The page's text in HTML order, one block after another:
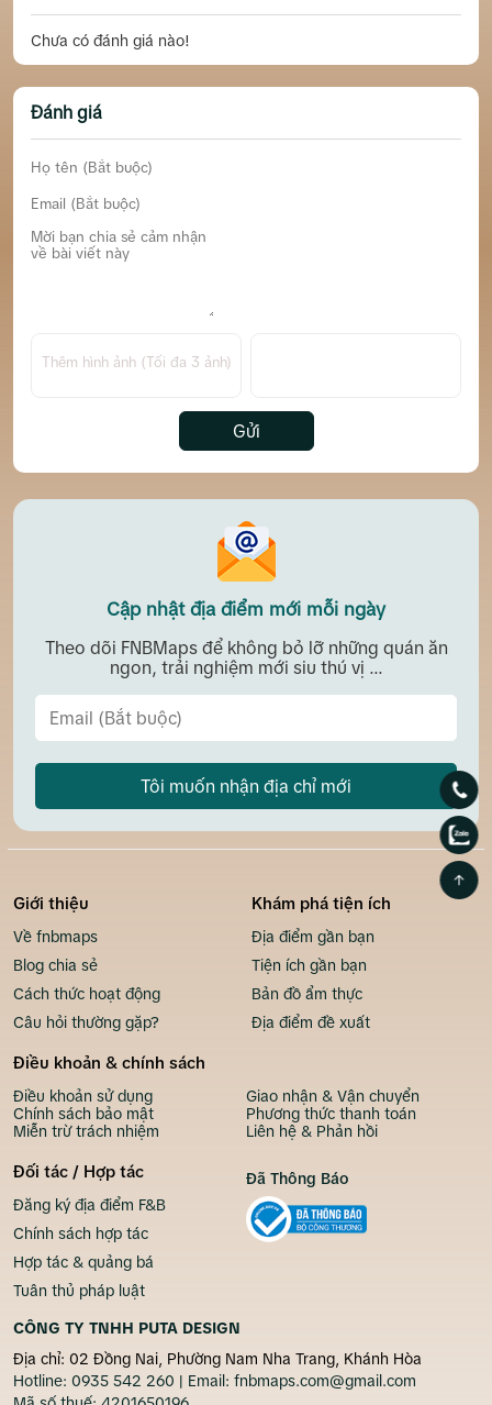
Chưa có đánh giá nào!
Đánh giá
Thêm hình ảnh (Tối đa 3 ảnh)
Gửi
Cập nhật địa điểm mới mỗi ngày
Theo dõi FNBMaps để không bỏ lỡ những quán ăn
ngon, trải nghiệm mới siu thú vị ...
Tôi muốn nhận địa chỉ mới
Giới thiệu
Về fnbmaps
Blog chia sẻ
Cách thức hoạt động
Câu hỏi thường gặp?
Khám phá tiện ích
Địa điểm gần bạn
Tiện ích gần bạn
Bản đồ ẩm thực
Địa điểm đề xuất
Điều khoản & chính sách
Điều khoản sử dụng
Chính sách bảo mật
Miễn trừ trách nhiệm
Giao nhận & Vận chuyển
Phương thức thanh toán
Liên hệ & Phản hồi
Đối tác / Hợp tác
Đăng ký địa điểm F&B
Chính sách hợp tác
Hợp tác & quảng bá
Tuân thủ pháp luật
CÔNG TY TNHH PUTA DESIGN
Địa chỉ: 02 Đồng Nai, Phường Nam Nha Trang, Khánh Hòa
Hotline: 0935 542 260 | Email: fnbmaps.com@gmail.com
Đã Thông Báo